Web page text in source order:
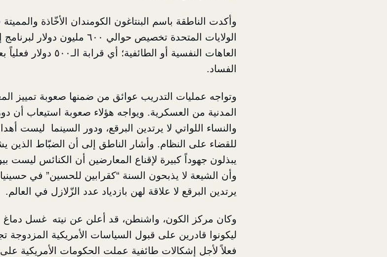
وأكدت الناطقة باسم البنتاغون الكومندان الأخّاذة
الولايات المتحدة تخصيص حوالي
العاهات النفسية أو
الفساد.
وتواجه عمليات التدريب عوائق من ضمنها صعوبة تمييز
المدنية من العسكرية. ويواجه هؤلاء صعوبة استيعاب أن
والنساء اللواتي لا يرتدين البرقع، ودور السينما ليست
للقضاء على النظام. وأشار الناطق إلى أن الضبّاط
يبذلون جهوداً كبيرة لإقناع المعارضين أن الكنائس ليست
وأن الشيعة لا يذبحون السنة “كقرابين للحسين” في
يرتدين البرقع لا علاقة لهن بازدياد عدد الزّلازل في العالم.
ليكونوا قادرين على قبول السياسات الأمريكية المزدوجة
فعلاً لأجل إشكالات طائفية عملت الحكومات الأمريكية على